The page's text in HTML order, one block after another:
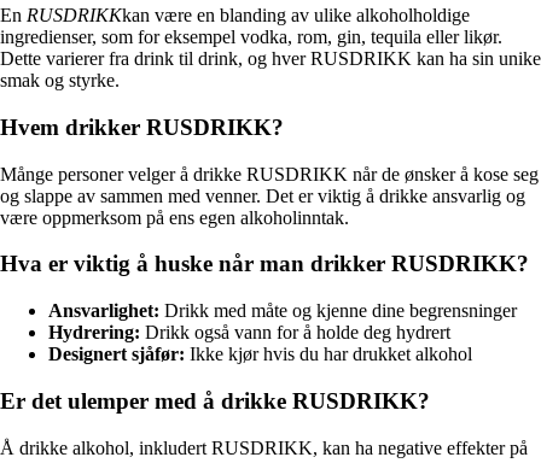
En RUSDRIKKkan være en blanding av ulike alkoholholdige
ingredienser, som for eksempel vodka, rom, gin, tequila eller likør.
Dette varierer fra drink til drink, og hver RUSDRIKK kan ha sin unike
smak og styrke.
Hvem drikker RUSDRIKK?
Månge personer velger å drikke RUSDRIKK når de ønsker å kose seg
og slappe av sammen med venner. Det er viktig å drikke ansvarlig og
være oppmerksom på ens egen alkoholinntak.
Hva er viktig å huske når man drikker RUSDRIKK?
Ansvarlighet: Drikk med måte og kjenne dine begrensninger
Hydrering: Drikk også vann for å holde deg hydrert
Designert sjåfør: Ikke kjør hvis du har drukket alkohol
Er det ulemper med å drikke RUSDRIKK?
Å drikke alkohol, inkludert RUSDRIKK, kan ha negative effekter på